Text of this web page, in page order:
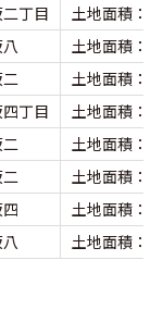
丁目
土地面積：
土地面積：
土地面積：
丁目
土地面積：
土地面積：
土地面積：
土地面積：
土地面積：